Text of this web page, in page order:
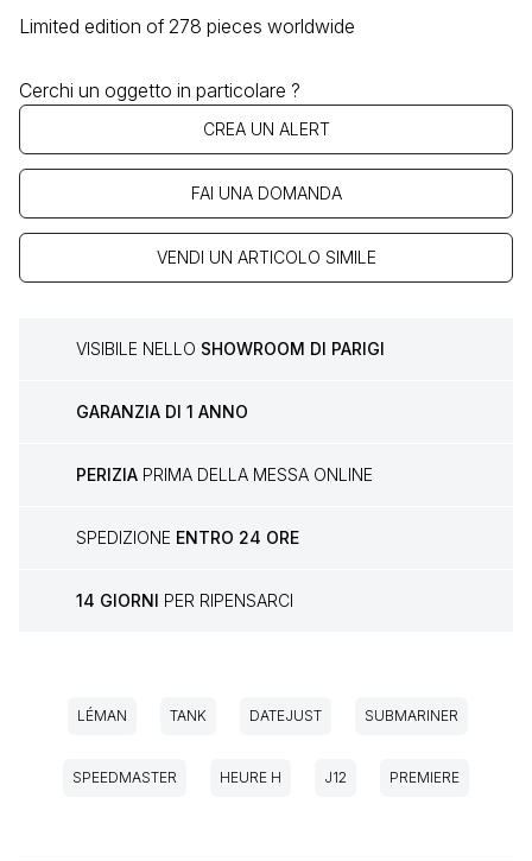
Limited edition of 278 pieces worldwide
Cerchi un oggetto in particolare ?
CREA UN ALERT
FAI UNA DOMANDA
VENDI UN ARTICOLO SIMILE
VISIBILE NELLO SHOWROOM DI PARIGI
GARANZIA DI 1 ANNO
PERIZIA PRIMA DELLA MESSA ONLINE
SPEDIZIONE ENTRO 24 ORE
14 GIORNI PER RIPENSARCI
LÉMAN TANK DATEJUST SUBMARINER
SPEEDMASTER HEURE H J12 PREMIERE